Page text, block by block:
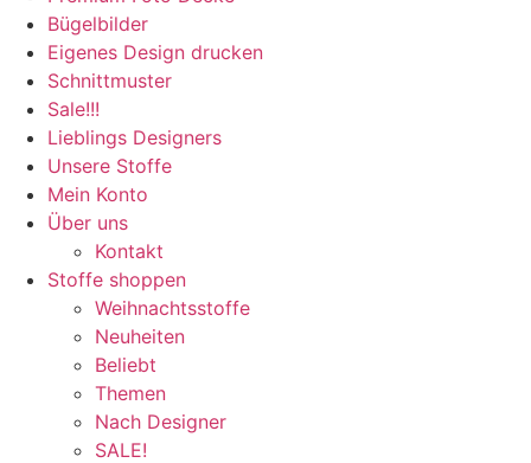
Bügelbilder
Eigenes Design drucken
Schnittmuster
Sale!!!
Lieblings Designers
Unsere Stoffe
Mein Konto
Über uns
Kontakt
Stoffe shoppen
Weihnachtsstoffe
Neuheiten
Beliebt
Themen
Nach Designer
SALE!